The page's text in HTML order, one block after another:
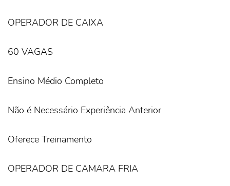
OPERADOR DE CAIXA
60 VAGAS
Ensino Médio Completo
Não é Necessário Experiência Anterior
Oferece Treinamento
OPERADOR DE CAMARA FRIA